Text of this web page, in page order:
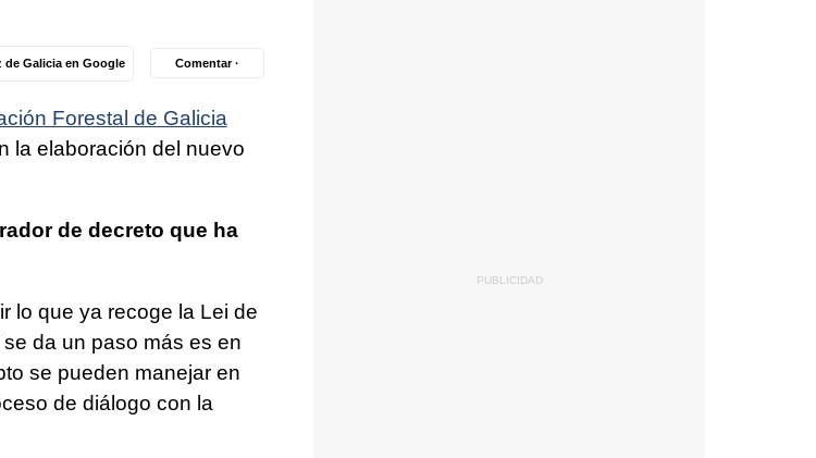
de Galicia en Google Comentar ·
Forestal de Galicia
la elaboración del nuevo
de decreto que ha
lo que ya recoge la Lei de
da un paso más es en
se pueden manejar en
de diálogo con la